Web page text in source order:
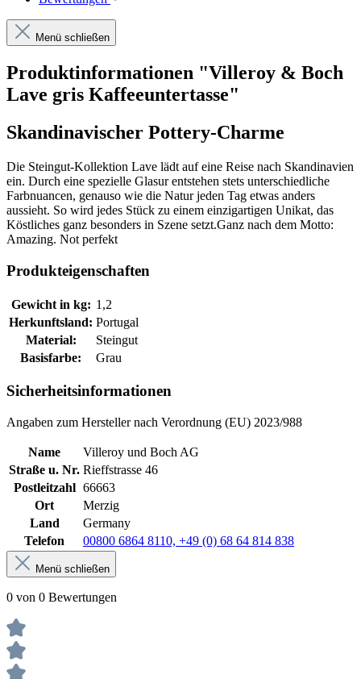
Menü schließen
Produktinformationen "Villeroy & Boch
Lave gris Kaffeeuntertasse"
Skandinavischer Pottery-Charme
Die Steingut-Kollektion Lave lädt auf eine Reise nach Skandinavien
ein. Durch eine spezielle Glasur entstehen stets unterschiedliche
Farbnuancen, genauso wie die Natur jeden Tag etwas anders
aussieht. So wird jedes Stück zu einem einzigartigen Unikat, das
Köstliches ganz besonders in Szene setzt.Ganz nach dem Motto:
Amazing. Not perfekt
Produkteigenschaften
Gewicht in kg: 1,2
Herkunftsland: Portugal
Material:
Steingut
Basisfarbe:
Grau
Sicherheitsinformationen
Angaben zum Hersteller nach Verordnung (EU) 2023/988
Name
Villeroy und Boch AG
Straße u. Nr. Rieffstrasse 46
Postleitzahl 66663
Ort
Merzig
Land
Germany
Telefon
00800 6864 8110, +49 (0) 68 64 814 838
Menü schließen
0 von 0 Bewertungen